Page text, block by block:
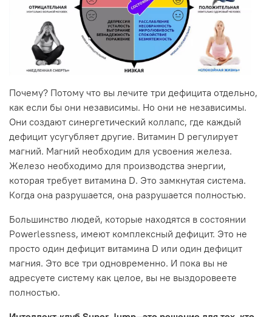
Почему? Потому что вы лечите три дефицита отдельно,
как если бы они независимы. Но они не независимы.
Они создают синергетический коллапс, где каждый
дефицит усугубляет другие. Витамин D регулирует
магний. Магний необходим для усвоения железа.
Железо необходимо для производства энергии,
которая требует витамина D. Это замкнутая система.
Когда она разрушается, она разрушается полностью.
Большинство людей, которые находятся в состоянии
Powerlessness, имеют комплексный дефицит. Это не
просто один дефицит витамина D или один дефицит
магния. Это все три одновременно. И пока вы не
адресуете систему как целое, вы не выздоровеете
полностью.